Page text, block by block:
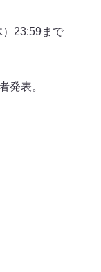
23:59まで
発表。